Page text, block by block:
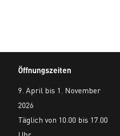
Öffnungszeiten
9. April bis 1. November
2026
Täglich von 10.00 bis 17.00